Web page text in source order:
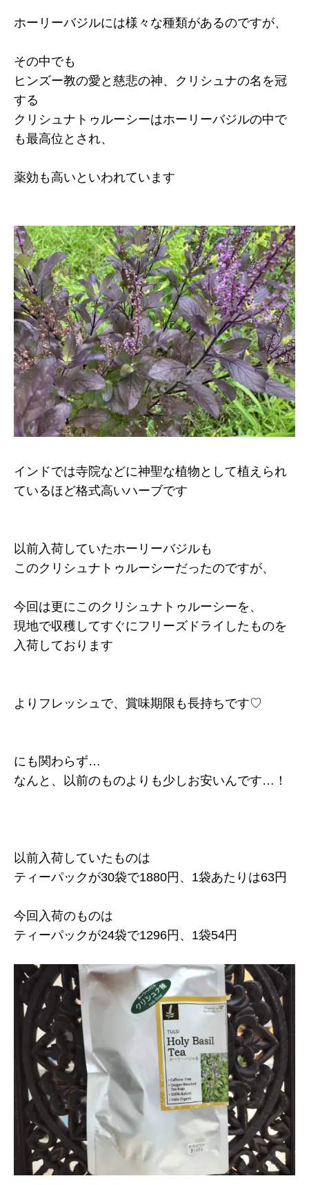
ホーリーバジルには様々な種類があるのですが、
その中でも
ヒンズー教の愛と慈悲の神、クリシュナの名を冠
する
クリシュナトゥルーシーはホーリーバジルの中で
も最高位とされ、
薬効も高いといわれています
インドでは寺院などに神聖な植物として植えられ
ているほど格式高いハーブです
以前入荷していたホーリーバジルも
このクリシュナトゥルーシーだったのですが、
今回は更にこのクリシュナトゥルーシーを、
現地で収穫してすぐにフリーズドライしたものを
入荷しております
よりフレッシュで、賞味期限も長持ちです♡
にも関わらず…
なんと、以前のものよりも少しお安いんです…！
以前入荷していたものは
ティーパックが30袋で1880円、1袋あたりは63円
今回入荷のものは
ティーパックが24袋で1296円、1袋54円